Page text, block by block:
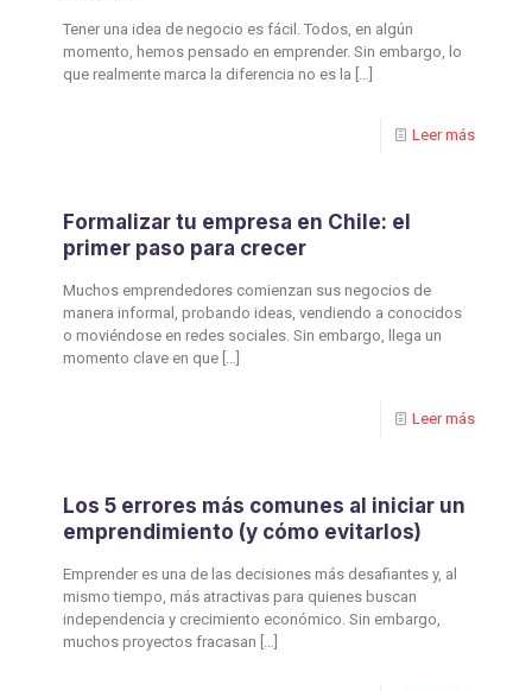
Tener una idea de negocio es fácil. Todos, en algún
momento, hemos pensado en emprender. Sin embargo, lo
que realmente marca la diferencia no es la […]
Leer más
Formalizar tu empresa en Chile: el
primer paso para crecer
Muchos emprendedores comienzan sus negocios de
manera informal, probando ideas, vendiendo a conocidos
o moviéndose en redes sociales. Sin embargo, llega un
momento clave en que […]
Leer más
Los 5 errores más comunes al iniciar un
emprendimiento (y cómo evitarlos)
Emprender es una de las decisiones más desafiantes y, al
mismo tiempo, más atractivas para quienes buscan
independencia y crecimiento económico. Sin embargo,
muchos proyectos fracasan […]